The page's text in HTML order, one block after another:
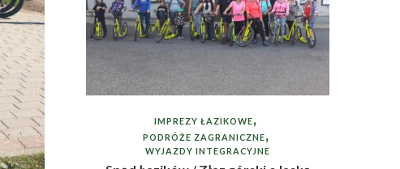
IMPREZY ŁAZIKOWE
PODRÓŻE ZAGRANICZNE
WYJAZDY INTEGRACYJNE